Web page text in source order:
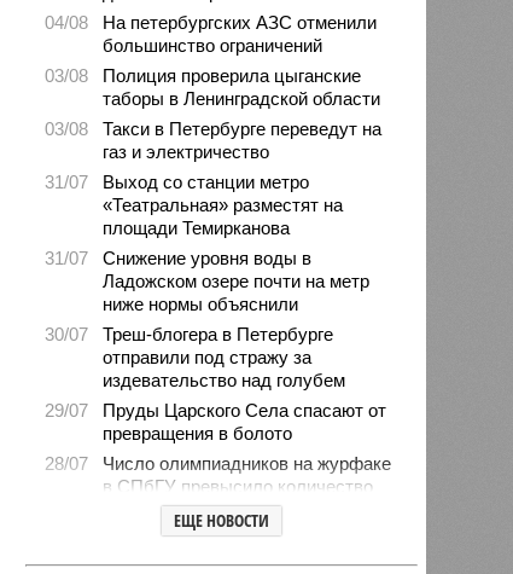
04/08
На петербургских АЗС отменили
большинство ограничений
03/08
Полиция проверила цыганские
таборы в Ленинградской области
03/08
Такси в Петербурге переведут на
газ и электричество
31/07
Выход со станции метро
«Театральная» разместят на
площади Темирканова
31/07
Снижение уровня воды в
Ладожском озере почти на метр
ниже нормы объяснили
30/07
Треш-блогера в Петербурге
отправили под стражу за
издевательство над голубем
29/07
Пруды Царского Села спасают от
превращения в болото
28/07
Число олимпиадников на журфаке
в СПбГУ превысило количество
бюджетных мест
Рейды против подростков-
неформалов проведут в городе на
ЕЩЕ НОВОСТИ